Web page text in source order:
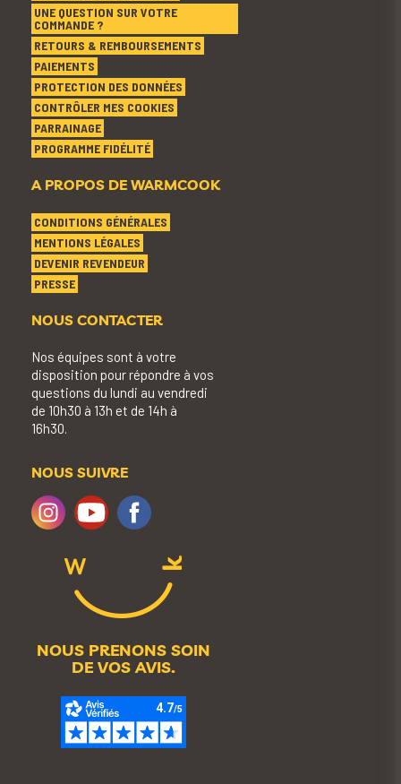
UNE QUESTION SUR VOTRE
COMMANDE ?
RETOURS & REMBOURSEMENTS
PAIEMENTS
PROTECTION DES DONNÉES
CONTRÔLER MES COOKIES
PARRAINAGE
PROGRAMME FIDÉLITÉ
A PROPOS DE WARMCOOK
CONDITIONS GÉNÉRALES
MENTIONS LÉGALES
DEVENIR REVENDEUR
PRESSE
NOUS CONTACTER
Nos équipes sont à votre
disposition pour répondre à vos
questions du lundi au vendredi
de 10h30 à 13h et de 14h à
16h30.
NOUS SUIVRE
NOUS PRENONS SOIN
DE VOS AVIS.